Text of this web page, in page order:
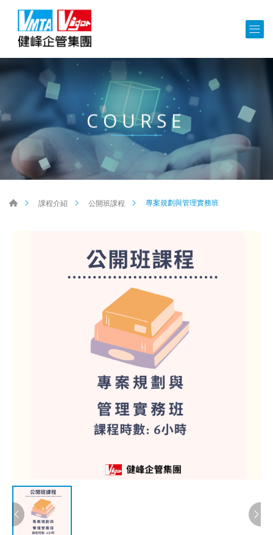
COURSE
課程介紹 公開班課程 專案規劃與管理實務班